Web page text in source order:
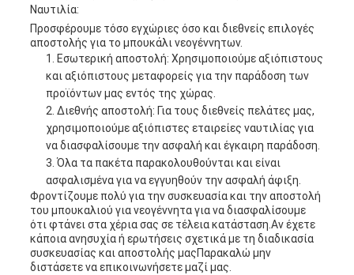
Ναυτιλία:
Προσφέρουμε τόσο εγχώριες όσο και διεθνείς επιλογές
αποστολής για το μπουκάλι νεογέννητων.
Εσωτερική αποστολή: Χρησιμοποιούμε αξιόπιστους
και αξιόπιστους μεταφορείς για την παράδοση των
προϊόντων μας εντός της χώρας.
Διεθνής αποστολή: Για τους διεθνείς πελάτες μας,
χρησιμοποιούμε αξιόπιστες εταιρείες ναυτιλίας για
να διασφαλίσουμε την ασφαλή και έγκαιρη παράδοση.
Όλα τα πακέτα παρακολουθούνται και είναι
ασφαλισμένα για να εγγυηθούν την ασφαλή άφιξη.
Φροντίζουμε πολύ για την συσκευασία και την αποστολή
του μπουκαλιού για νεογέννητα για να διασφαλίσουμε
ότι φτάνει στα χέρια σας σε τέλεια κατάσταση.Αν έχετε
κάποια ανησυχία ή ερωτήσεις σχετικά με τη διαδικασία
συσκευασίας και αποστολής μαςΠαρακαλώ μην
διστάσετε να επικοινωνήσετε μαζί μας.